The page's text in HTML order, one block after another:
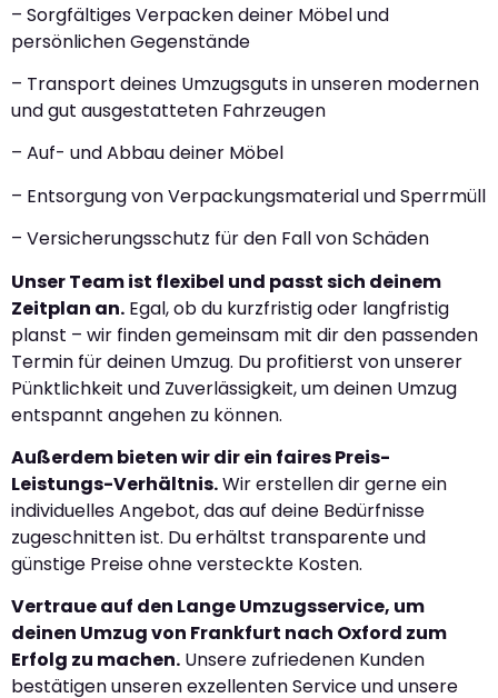
– Sorgfältiges Verpacken deiner Möbel und
persönlichen Gegenstände
– Transport deines Umzugsguts in unseren modernen
und gut ausgestatteten Fahrzeugen
– Auf- und Abbau deiner Möbel
– Entsorgung von Verpackungsmaterial und Sperrmüll
– Versicherungsschutz für den Fall von Schäden
Unser Team ist flexibel und passt sich deinem
Zeitplan an. Egal, ob du kurzfristig oder langfristig
planst – wir finden gemeinsam mit dir den passenden
Termin für deinen Umzug. Du profitierst von unserer
Pünktlichkeit und Zuverlässigkeit, um deinen Umzug
entspannt angehen zu können.
Außerdem bieten wir dir ein faires Preis-
Leistungs-Verhältnis.Wir erstellen dir gerne ein
individuelles Angebot, das auf deine Bedürfnisse
zugeschnitten ist. Du erhältst transparente und
günstige Preise ohne versteckte Kosten.
Vertraue auf den Lange Umzugsservice, um
deinen Umzug von Frankfurt nach Oxford zum
Erfolg zu machen. Unsere zufriedenen Kunden
bestätigen unseren exzellenten Service und unsere